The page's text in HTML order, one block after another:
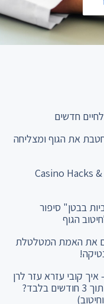
את הגוף ומצליחה
Casino Hacks
את האמת המטלטלת
קובי עזרא עזר לרן